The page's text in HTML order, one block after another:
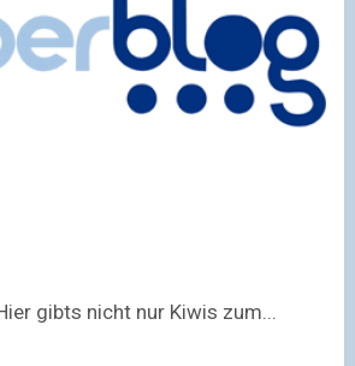
gibts nicht nur Kiwis zum...